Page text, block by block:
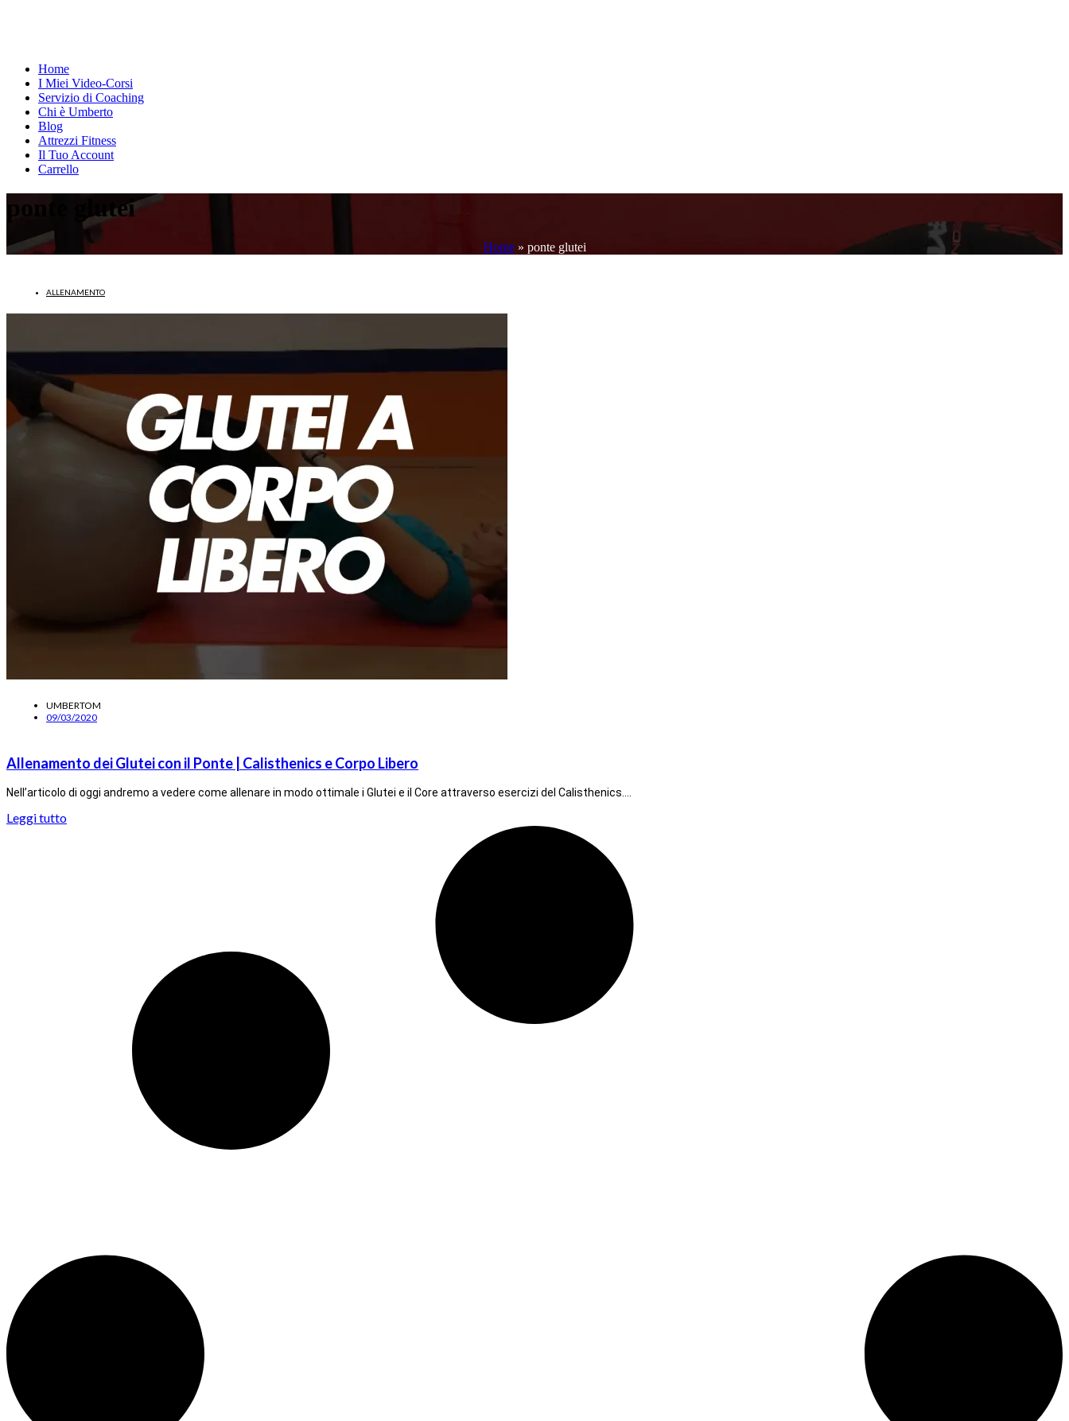
Home
I Miei Video-Corsi
Servizio di Coaching
Chi è Umberto
Blog
Attrezzi Fitness
Il Tuo Account
Carrello
ponte glutei
Home» ponte glutei
ALLENAMENTO
UMBERTOM
09/03/2020
Allenamento dei Glutei con il Ponte | Calisthenics e Corpo Libero
Nell’articolo di oggi andremo a vedere come allenare in modo ottimale i Glutei e il Core attraverso esercizi del Calisthenics.…
Leggi tutto